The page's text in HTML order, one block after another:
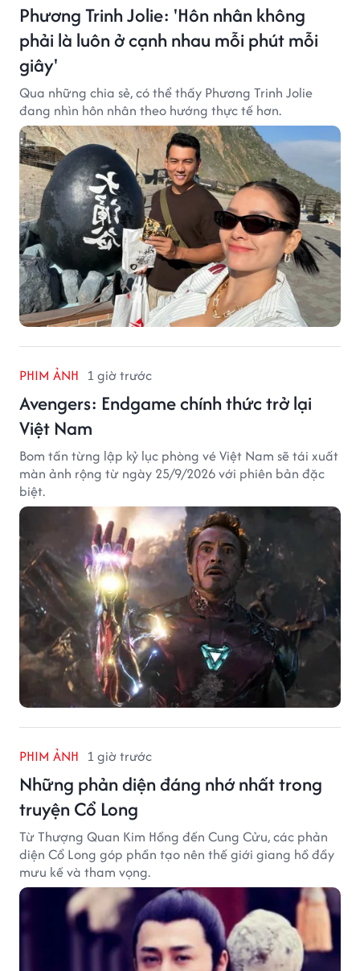
Phương Trinh Jolie: 'Hôn nhân không
phải là luôn ở cạnh nhau mỗi phút mỗi
giây'
Qua những chia sẻ, có thể thấy Phương Trinh Jolie
đang nhìn hôn nhân theo hướng thực tế hơn.
PHIM ẢNH 1 giờ trước
Avengers: Endgame chính thức trở lại
Việt Nam
Bom tấn từng lập kỷ lục phòng vé Việt Nam sẽ tái xuất
màn ảnh rộng từ ngày 25/9/2026 với phiên bản đặc
biệt.
PHIM ẢNH 1 giờ trước
Những phản diện đáng nhớ nhất trong
truyện Cổ Long
Từ Thượng Quan Kim Hồng đến Cung Cửu, các phản
diện Cổ Long góp phần tạo nên thế giới giang hồ đầy
mưu kế và tham vọng.